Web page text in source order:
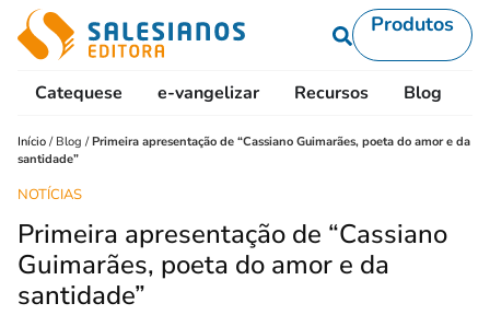
Produtos
Catequese e-vangelizar Recursos Blog
Início / Blog /Primeira apresentação de “Cassiano Guimarães, poeta do amor e da
santidade”
NOTÍCIAS
Primeira apresentação de “Cassiano
Guimarães, poeta do amor e da
santidade”